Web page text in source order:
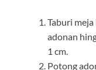
Taburi
adonan
1 cm.
Potong